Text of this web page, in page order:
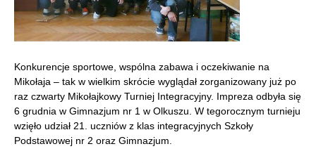
Konkurencje sportowe, wspólna zabawa i oczekiwanie na
Mikołaja – tak w wielkim skrócie wyglądał zorganizowany już po
raz czwarty Mikołajkowy Turniej Integracyjny. Impreza odbyła się
6 grudnia w Gimnazjum nr 1 w Olkuszu. W tegorocznym turnieju
wzięło udział 21. uczniów z klas integracyjnych Szkoły
Podstawowej nr 2 oraz Gimnazjum.